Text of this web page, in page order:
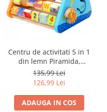
Centru de activitati 5 in 1
din lemn Piramida,
Numaratoare, multicolor
135,99 Lei
126,99 Lei
ADAUGA IN COS